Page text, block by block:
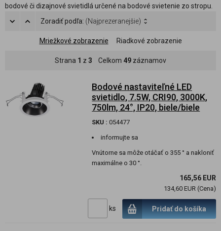
bodové či dizajnové svietidlá určené na bodové svietenie zo stropu.
Zoradiť podľa: (Najprezeranejšie)
Mriežkové zobrazenie Riadkové zobrazenie
Strana 1 z 3 Celkom 49 záznamov
Bodové nastaviteľné LED
svietidlo, 7.5W, CRI90, 3000K,
750lm, 24°, IP20, biele/biele
SKU : 054477
informujte sa
Vnútorne sa môže otáčať o 355 ° a nakloniť
maximálne o 30 °.
165,56 EUR
134,60 EUR (Cena)
ks Pridať do košíka